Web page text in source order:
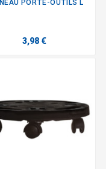
PORTE-OUTILS L
3,98 €